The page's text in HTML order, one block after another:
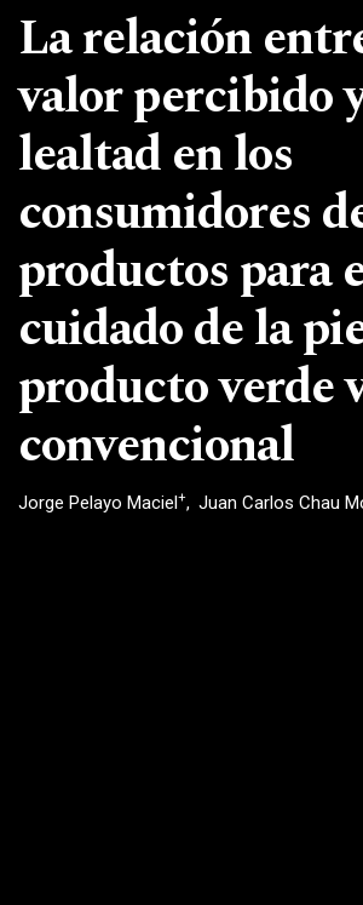
La relación
valor percibido
lealtad en los
consumidores
productos para
cuidado de la
producto verde
convencional
Jorge Pelayo Maciel+ Juan Carlos Chau